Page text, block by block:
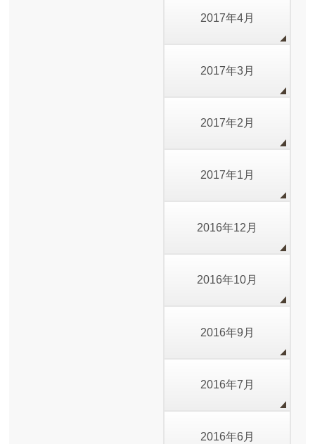
2017年4月
2017年3月
2017年2月
2017年1月
2016年12月
2016年10月
2016年9月
2016年7月
2016年6月